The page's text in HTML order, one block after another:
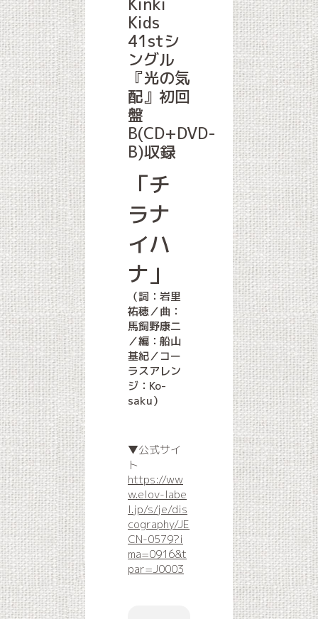
Kids
41stシ
ングル
『光の気
配』初回
盤
B(CD+DVD-
B)収録
「チ
ラナ
イハ
ナ」
（詞：岩里
祐穂／曲：
馬飼野康二
／編：船山
基紀／コー
ラスアレン
ジ：Ko-
saku）
▼公式サイ
ト
https://ww
w.elov-labe
l.jp/s/je/dis
cography/JE
CN-0579?i
ma=0916&t
par=J0003